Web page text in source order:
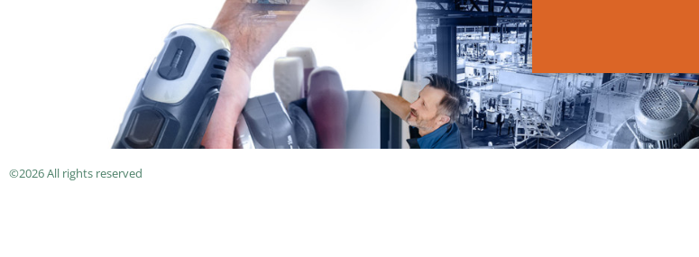
©2026 All rights reserved